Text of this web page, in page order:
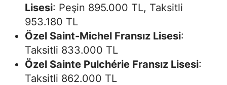
Lisesi: Peşin 895.000 TL, Taksitli
953.180 TL
Özel Saint-Michel Fransız Lisesi:
Taksitli 833.000 TL
Özel Sainte Pulchérie Fransız Lisesi:
Taksitli 862.000 TL